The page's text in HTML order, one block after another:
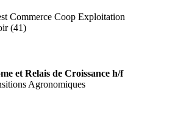
Commerce Coop Exploitation
(41)
et Relais de Croissance h/f
Agronomiques